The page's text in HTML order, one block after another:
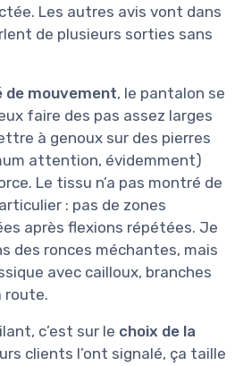
Les autres avis vont dans
de plusieurs sorties sans
de mouvement, le pantalon se
faire des pas assez larges
à genoux sur des pierres
attention, évidemment)
Le tissu n’a pas montré de
: pas de zones
après flexions répétées. Je
des ronces méchantes, mais
avec cailloux, branches
route.
c’est sur le choix de la
clients l’ont signalé, ça taille